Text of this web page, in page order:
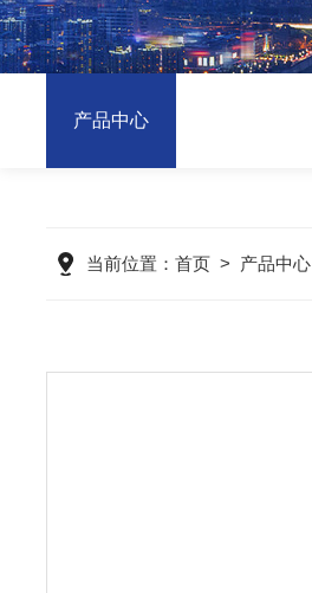
产品中心
当前位置： 首页 > 产品中心